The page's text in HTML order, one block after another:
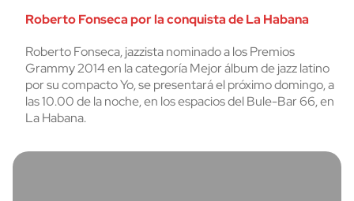
Roberto Fonseca por la conquista de La Habana
Roberto Fonseca, jazzista nominado a los Premios
Grammy 2014 en la categoría Mejor álbum de jazz latino
por su compacto Yo, se presentará el próximo domingo, a
las 10.00 de la noche, en los espacios del Bule-Bar 66, en
La Habana.